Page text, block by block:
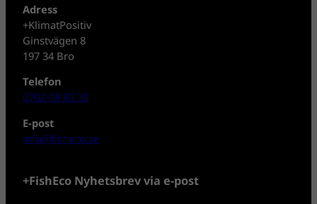
Adress
+KlimatPositiv
Ginstvägen 8
197 34 Bro
Telefon
0702-08 80 30
E-post
info@fisheco.se
+FishEco Nyhetsbrev via e-post